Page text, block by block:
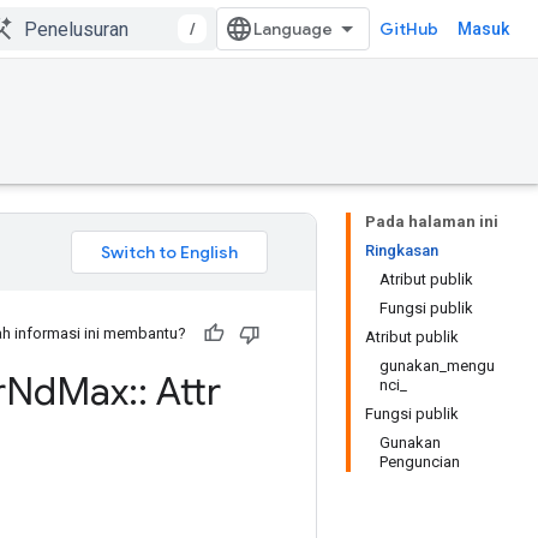
/ GitHub Masuk
Pada halaman ini
Ringkasan
Atribut publik
Fungsi publik
Atribut publik
gunakan_mengu
nci_
Fungsi publik
Gunakan
Penguncian
informasi ini membantu?
NdMax:: Attr